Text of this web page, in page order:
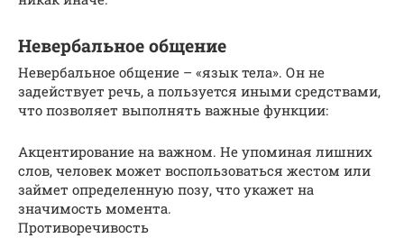
Невербальное общение
Невербальное общение – «язык тела». Он не
задействует речь, а пользуется иными средствами,
что позволяет выполнять важные функции:
Акцентирование на важном. Не упоминая лишних
слов, человек может воспользоваться жестом или
займет определенную позу, что укажет на
значимость момента.
Противоречивость